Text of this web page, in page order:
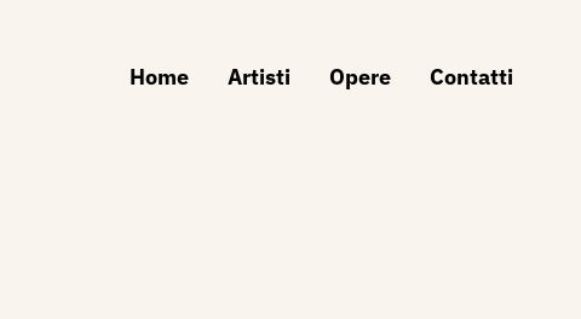
Home Artisti Opere Contatti